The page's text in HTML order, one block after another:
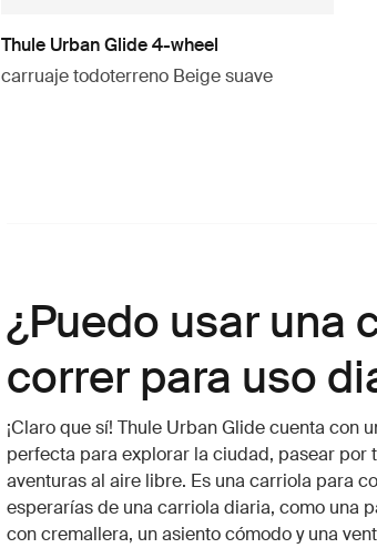
Thule Urban Glide 4-wheel
carruaje todoterreno Beige suave
¿Puedo usar una
correr para uso
¡Claro que sí! Thule Urban Glide cuenta con
perfecta para explorar la ciudad, pasear por
aventuras al aire libre. Es una carriola para
esperarías de una carriola diaria, como una
con cremallera, un asiento cómodo y una